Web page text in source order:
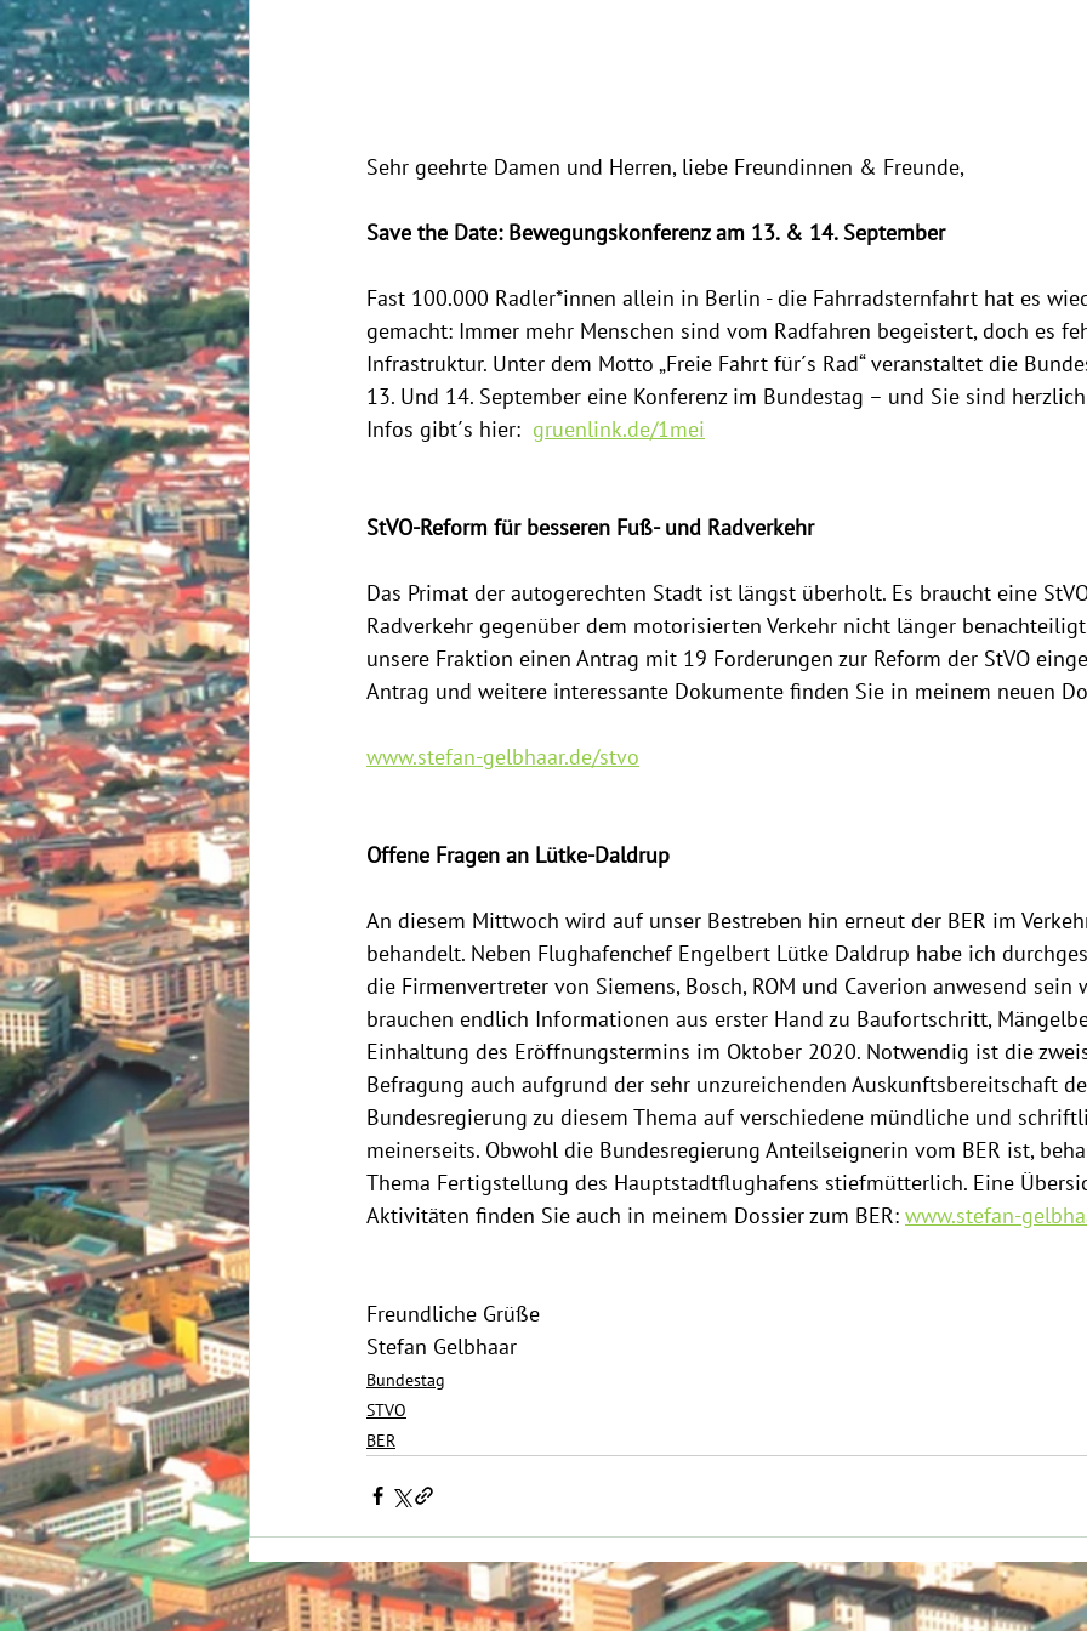
Sehr geehrte Damen und Herren, liebe Freundinnen & Freunde,
Save the Date: Bewegungskonferenz am 13. & 14. September
Fast 100.000 Radler*innen allein in Berlin - die Fahrradsternfahrt hat es
gemacht: Immer mehr Menschen sind vom Radfahren begeistert, doch es
Infrastruktur. Unter dem Motto „Freie Fahrt für´s Rad“ veranstaltet die
13. Und 14. September eine Konferenz im Bundestag – und Sie sind
Infos gibt´s hier: gruenlink.de/1mei
StVO-Reform für besseren Fuß- und Radverkehr
Das Primat der autogerechten Stadt ist längst überholt. Es braucht eine
Radverkehr gegenüber dem motorisierten Verkehr nicht länger
unsere Fraktion einen Antrag mit 19 Forderungen zur Reform der StVO
Antrag und weitere interessante Dokumente finden Sie in meinem neuen
www.stefan-gelbhaar.de/stvo
Offene Fragen an Lütke-Daldrup
An diesem Mittwoch wird auf unser Bestreben hin erneut der BER im
behandelt. Neben Flughafenchef Engelbert Lütke Daldrup habe ich
die Firmenvertreter von Siemens, Bosch, ROM und Caverion anwesend sein
brauchen endlich Informationen aus erster Hand zu Baufortschritt,
Einhaltung des Eröffnungstermins im Oktober 2020. Notwendig ist die
Befragung auch aufgrund der sehr unzureichenden Auskunftsbereitschaft
Bundesregierung zu diesem Thema auf verschiedene mündliche und
meinerseits. Obwohl die Bundesregierung Anteilseignerin vom BER ist,
Thema Fertigstellung des Hauptstadtflughafens stiefmütterlich. Eine
Aktivitäten finden Sie auch in meinem Dossier zum BER: www.stefan-
Freundliche Grüße
Stefan Gelbhaar
Bundestag
STVO
BER